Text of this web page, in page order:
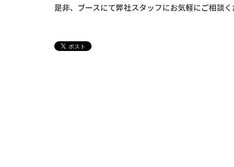
是非、ブースにて弊社スタッフにお気軽にご相談